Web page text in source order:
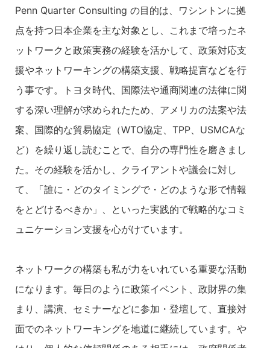
Penn Quarter Consulting の目的は、ワシントンに拠
点を持つ日本企業を主な対象とし、これまで培ったネ
ットワークと政策実務の経験を活かして、政策対応支
援やネットワーキングの構築支援、戦略提言などを行
う事です。トヨタ時代、国際法や通商関連の法律に関
する深い理解が求められたため、アメリカの法案や法
案、国際的な貿易協定（WTO協定、TPP、USMCAな
ど）を繰り返し読むことで、自分の専門性を磨きまし
た。その経験を活かし、クライアントや議会に対し
て、「誰に・どのタイミングで・どのような形で情報
をとどけるべきか」、といった実践的で戦略的なコミ
ュニケーション支援を心がけています。
ネットワークの構築も私が力をいれている重要な活動
になります。毎日のように政策イベント、政財界の集
まり、講演、セミナーなどに参加・登壇して、直接対
面でのネットワーキングを地道に継続しています。や